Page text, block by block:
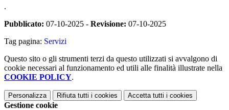
.
Pubblicato: 07-10-2025 - Revisione: 07-10-2025
Tag pagina: Servizi
Questo sito o gli strumenti terzi da questo utilizzati si avvalgono di
cookie necessari al funzionamento ed utili alle finalità illustrate nella
COOKIE POLICY.
Personalizza Rifiuta tutti i cookies Accetta tutti i cookies
Gestione cookie